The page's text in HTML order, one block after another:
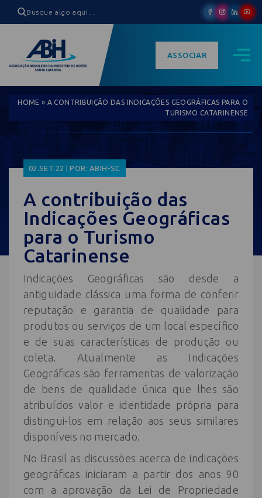
ASSOCIAR
HOME » A CONTRIBUIÇÃO DAS INDICAÇÕES GEOGRÁFICAS PARA O
TURISMO CATARINENSE
02.SET.22 | POR: ABIH-SC
A contribuição das
Indicações Geográficas
para o Turismo
Catarinense
Indicações Geográficas são desde a
antiguidade clássica uma forma de conferir
reputação e garantia de qualidade para
produtos ou serviços de um local específico
e de suas características de produção ou
coleta. Atualmente as Indicações
Geográficas são ferramentas de valorização
de bens de qualidade única que lhes são
atribuídos valor e identidade própria para
distingui-los em relação aos seus similares
disponíveis no mercado.
No Brasil as discussões acerca de indicações
geográficas iniciaram a partir dos anos 90
com a aprovação da Lei de Propriedade